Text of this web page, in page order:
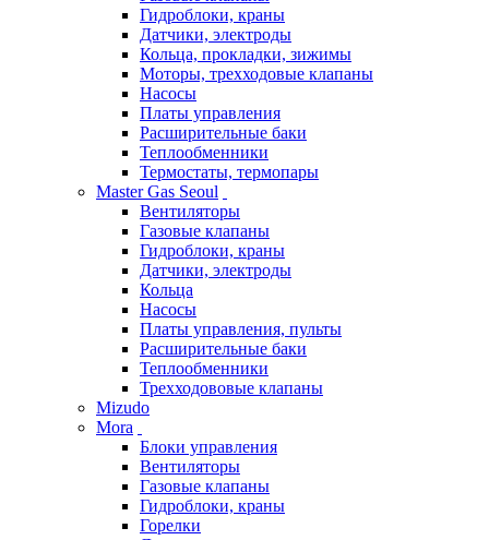
Гидроблоки, краны
Датчики, электроды
Кольца, прокладки, зижимы
Моторы, трехходовые клапаны
Насосы
Платы управления
Расширительные баки
Теплообменники
Термостаты, термопары
Master Gas Seoul
Вентиляторы
Газовые клапаны
Гидроблоки, краны
Датчики, электроды
Кольца
Насосы
Платы управления, пульты
Расширительные баки
Теплообменники
Трехходововые клапаны
Mizudo
Mora
Блоки управления
Вентиляторы
Газовые клапаны
Гидроблоки, краны
Горелки